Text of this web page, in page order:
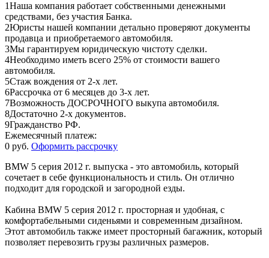
1Наша компания работает собственными денежными
средствами, без участия Банка.
2Юристы нашей компании детально проверяют документы
продавца и приобретаемого автомобиля.
3Мы гарантируем юридическую чистоту сделки.
4Необходимо иметь всего 25% от стоимости вашего
автомобиля.
5Стаж вождения от 2-х лет.
6Рассрочка от 6 месяцев до 3-х лет.
7Возможность ДОСРОЧНОГО выкупа автомобиля.
8Достаточно 2-х документов.
9Гражданство РФ.
Ежемесячный платеж:
0 руб. Оформить рассрочку
BMW 5 серия 2012 г. выпуска - это автомобиль, который
сочетает в себе функциональность и стиль. Он отлично
подходит для городской и загородной езды.
Кабина BMW 5 серия 2012 г. просторная и удобная, с
комфортабельными сиденьями и современным дизайном.
Этот автомобиль также имеет просторный багажник, который
позволяет перевозить грузы различных размеров.